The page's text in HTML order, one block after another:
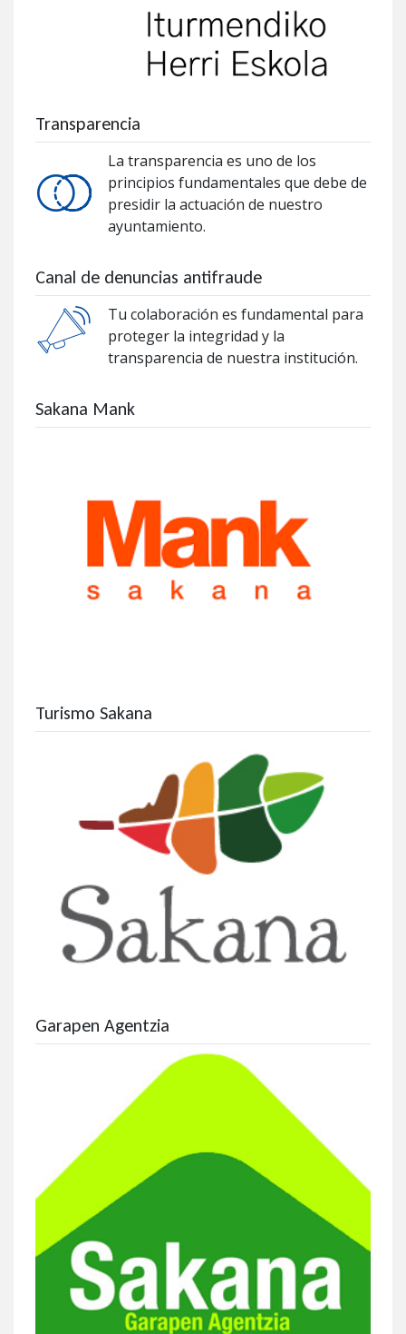
Transparencia
La transparencia es uno de los
principios fundamentales que debe de
presidir la actuación de nuestro
ayuntamiento.
Canal de denuncias antifraude
Tu colaboración es fundamental para
proteger la integridad y la
transparencia de nuestra institución.
Sakana Mank
Turismo Sakana
Garapen Agentzia